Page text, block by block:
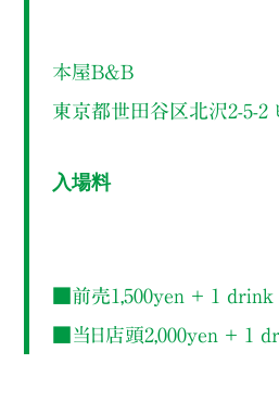
本屋B&B
東京都世田谷区北沢2-5-2
入場料
■前売1,500yen ＋ 1
■当日店頭2,000yen ＋ 1